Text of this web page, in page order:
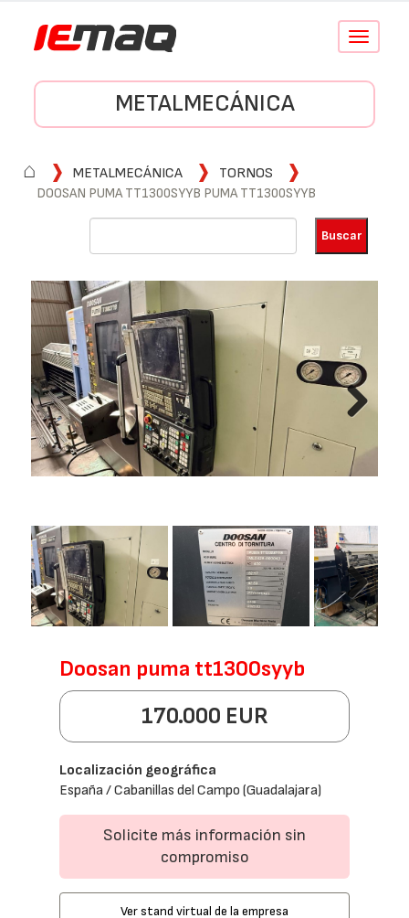
Conmutar
METALMECÁNICA
⌂ METALMECÁNICA
TORNOS
DOOSAN PUMA TT1300SYYB PUMA TT1300SYYB
Next
Next
Doosan puma tt1300syyb
170.000 EUR
Localización geográfica
España / Cabanillas del Campo (Guadalajara)
Solicite más información sin
compromiso
Ver stand virtual de la empresa